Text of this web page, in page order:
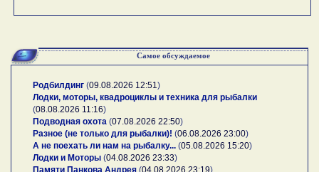
Самое обсуждаемое
Родбилдинг (09.08.2026 12:51 )
Лодки, моторы, квадроциклы и техника для рыбалки
(08.08.2026 11:16)
Подводная охота (07.08.2026 22:50)
Разное (не только для рыбалки)! (06.08.2026 23:00)
А не поехать ли нам на рыбалку... (05.08.2026 15:20)
Лодки и Моторы (04.08.2026 23:33)
Памяти Панкова Андрея (04.08.2026 23:19)